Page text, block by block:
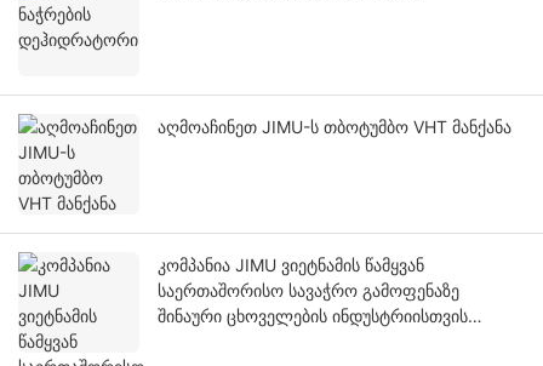
აღმოაჩინეთ JIMU-ს თბოტუმბო VHT მანქანა
კომპანია JIMU ვიეტნამის წამყვან
საერთაშორისო სავაჭრო გამოფენაზე
შინაური ცხოველების ინდუსტრიისთვის